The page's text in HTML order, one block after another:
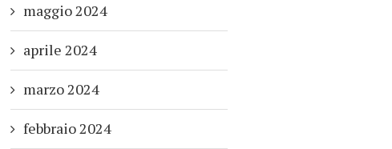
maggio 2024
aprile 2024
marzo 2024
febbraio 2024